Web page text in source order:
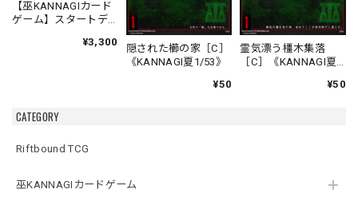
CATEGORY
Riftbound TCG
巫KANNAGIカードゲーム
【巫KANNAGIカード
ゲーム】スタートデ
¥3,300
隠された櫛の家［C］
《KANNAGI夏1/53》
¥50
霊気漂う橿木集落
［C］《KANNAGI夏
¥50